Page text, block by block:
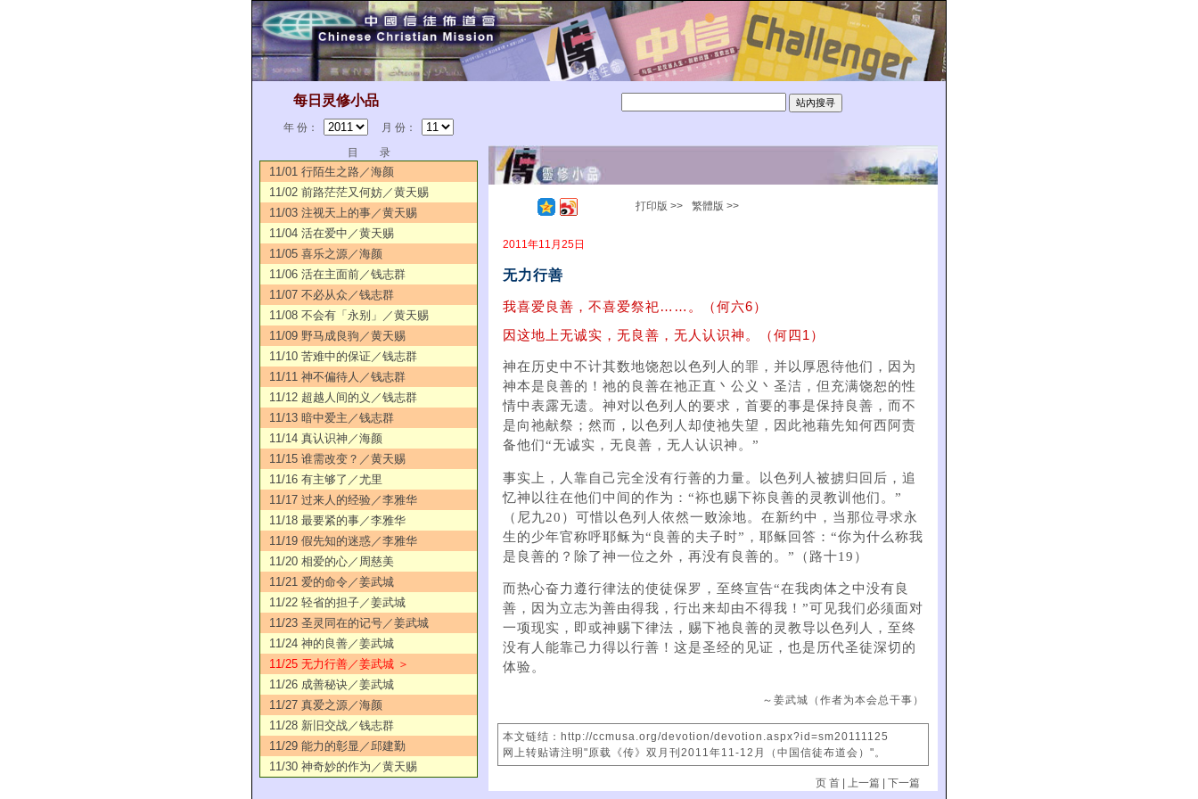
每日灵修小品
年 份：
月 份：
目 录
11/01 行陌生之路／海颜
11/02 前路茫茫又何妨／黄天赐
11/03 注视天上的事／黄天赐
11/04 活在爱中／黄天赐
11/05 喜乐之源／海颜
11/06 活在主面前／钱志群
11/07 不必从众／钱志群
11/08 不会有「永别」／黄天赐
11/09 野马成良驹／黄天赐
11/10 苦难中的保证／钱志群
11/11 神不偏待人／钱志群
11/12 超越人间的义／钱志群
11/13 暗中爱主／钱志群
11/14 真认识神／海颜
11/15 谁需改变？／黄天赐
11/16 有主够了／尤里
11/17 过来人的经验／李雅华
11/18 最要紧的事／李雅华
11/19 假先知的迷惑／李雅华
11/20 相爱的心／周慈美
11/21 爱的命令／姜武城
11/22 轻省的担子／姜武城
11/23 圣灵同在的记号／姜武城
11/24 神的良善／姜武城
11/25 无力行善／姜武城 ＞
11/26 成善秘诀／姜武城
11/27 真爱之源／海颜
11/28 新旧交战／钱志群
11/29 能力的彰显／邱建勤
11/30 神奇妙的作为／黄天赐
打印版 >> 繁體版 >>
2011年11月25日
无力行善
我喜爱良善，不喜爱祭祀……。（何六6）
因这地上无诚实，无良善，无人认识神。（何四1）
神在历史中不计其数地饶恕以色列人的罪，并以厚恩待他们，因为
神本是良善的！祂的良善在祂正直丶公义丶圣洁，但充满饶恕的性
情中表露无遗。神对以色列人的要求，首要的事是保持良善，而不
是向祂献祭；然而，以色列人却使祂失望，因此祂藉先知何西阿责
备他们“无诚实，无良善，无人认识神。”
事实上，人靠自己完全没有行善的力量。以色列人被掳归回后，追
忆神以往在他们中间的作为：“袮也赐下袮良善的灵教训他们。”
（尼九20）可惜以色列人依然一败涂地。在新约中，当那位寻求永
生的少年官称呼耶稣为“良善的夫子时”，耶稣回答：“你为什么称我
是良善的？除了神一位之外，再没有良善的。”（路十19）
而热心奋力遵行律法的使徒保罗，至终宣告“在我肉体之中没有良
善，因为立志为善由得我，行出来却由不得我！”可见我们必须面对
一项现实，即或神赐下律法，赐下祂良善的灵教导以色列人，至终
没有人能靠己力得以行善！这是圣经的见证，也是历代圣徒深切的
体验。
～姜武城（作者为本会总干事）
本文链结：http://ccmusa.org/devotion/devotion.aspx?id=sm20111125
网上转贴请注明"原载《传》双月刊2011年11-12月（中国信徒布道会）"。
页 首 |上一篇 |下一篇